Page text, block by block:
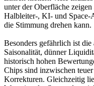
unter der Oberfläche
Halbleiter-, KI- und Space-
die Stimmung drehen kann.
Besonders gefährlich ist
Saisonalität, dünner
historisch hohen
Chips sind inzwischen
Korrekturen. Gleichzeitig